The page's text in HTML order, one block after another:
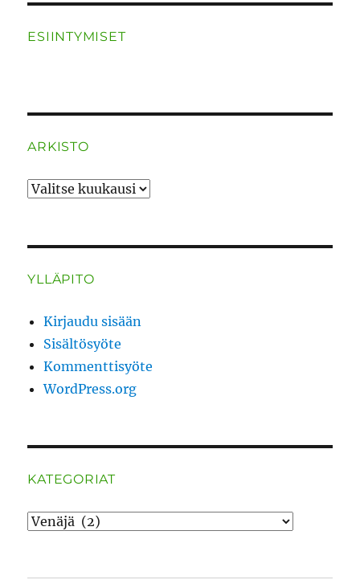
ESIINTYMISET
ARKISTO
ARKISTO
YLLÄPITO
Kirjaudu sisään
Sisältösyöte
Kommenttisyöte
WordPress.org
KATEGORIAT
Kategoriat